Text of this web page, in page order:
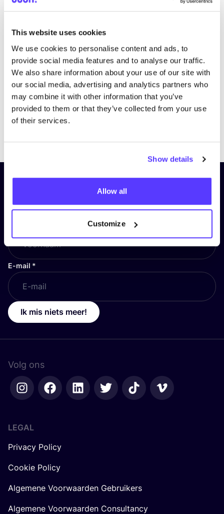
This website uses cookies
We use cookies to personalise content and ads, to
provide social media features and to analyse our traffic.
We also share information about your use of our site with
our social media, advertising and analytics partners who
may combine it with other information that you’ve
provided to them or that they’ve collected from your use
of their services.
Show details
Allow all
Customize
Schrijf je in op onze nieuwsbrief
en blijf op de hoogte!
E-mail *
Ik mis niets meer!
Volg ons
LEGAL
Privacy Policy
Cookie Policy
Algemene Voorwaarden Gebruikers
Algemene Voorwaarden Consultancy